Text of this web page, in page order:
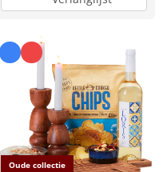
Oude collectie